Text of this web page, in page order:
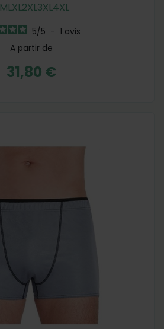
MLXL2XL3XL4XL
5/5 - 1 avis
A partir de
31,80 €